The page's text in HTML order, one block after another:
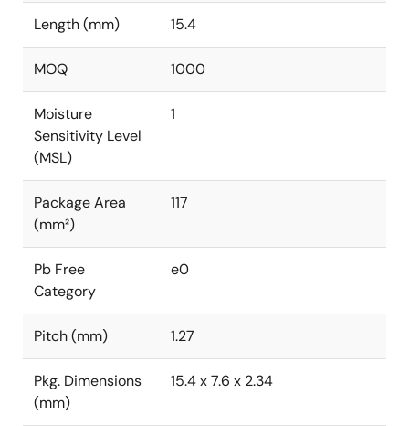
Length (mm) 15.4
MOQ 1000
Moisture
Sensitivity Level
(MSL)
1
Package Area
(mm²)
117
Pb Free
Category
e0
Pitch (mm) 1.27
Pkg. Dimensions
(mm)
15.4 x 7.6 x 2.34